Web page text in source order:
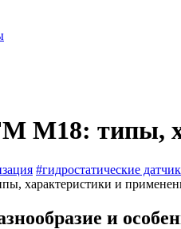
M18: типы,
#гидростатические
и